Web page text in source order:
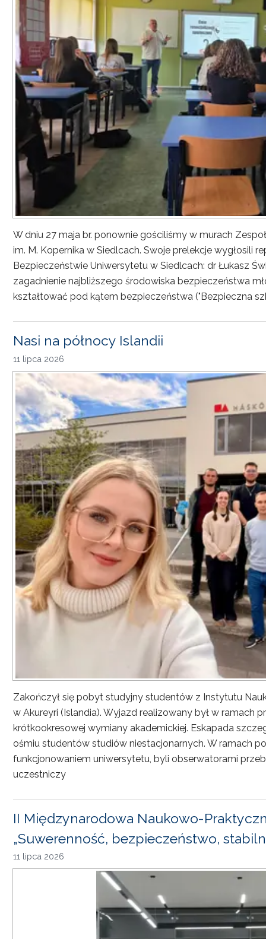
W dniu 27 maja br. ponownie gościliśmy w murach
im. M. Kopernika w Siedlcach. Swoje prelekcje wygłosili
Bezpieczeństwie Uniwersytetu w Siedlcach: dr Łukasz
zagadnienie najbliższego środowiska bezpieczeństwa
kształtować pod kątem bezpieczeństwa ("Bezpieczna
Nasi na północy Islandii
11 lipca 2026
Zakończył się pobyt studyjny studentów z Instytutu
w Akureyri (Islandia). Wyjazd realizowany był w ramach
krótkookresowej wymiany akademickiej. Eskapada
ośmiu studentów studiów niestacjonarnych. W ramach
funkcjonowaniem uniwersytetu, byli obserwatorami
uczestniczy
II Międzynarodowa Naukowo-
„Suwerenność, bezpieczeństwo,
11 lipca 2026